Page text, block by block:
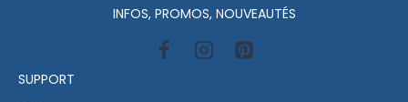
INFOS, PROMOS, NOUVEAUTÉS
SUPPORT